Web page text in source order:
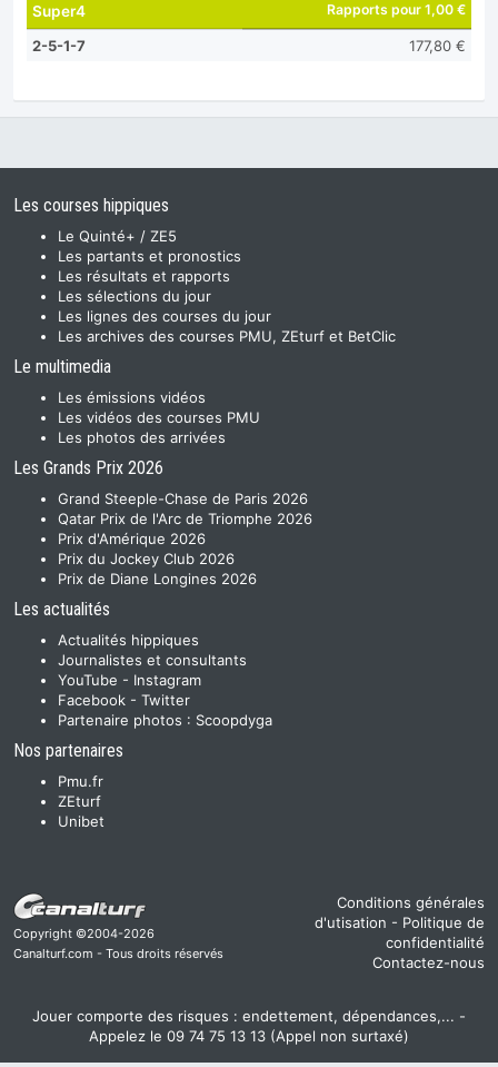
Super4 Rapports pour 1,00 €
2-5-1-7 177,80 €
Les courses hippiques
Le Quinté+ / ZE5
Les partants et pronostics
Les résultats et rapports
Les sélections du jour
Les lignes des courses du jour
Les archives des courses PMU, ZEturf et BetClic
Le multimedia
Les émissions vidéos
Les vidéos des courses PMU
Les photos des arrivées
Les Grands Prix 2026
Grand Steeple-Chase de Paris 2026
Qatar Prix de l'Arc de Triomphe 2026
Prix d'Amérique 2026
Prix du Jockey Club 2026
Prix de Diane Longines 2026
Les actualités
Actualités hippiques
Journalistes et consultants
YouTube - Instagram
Facebook - Twitter
Partenaire photos : Scoopdyga
Nos partenaires
Pmu.fr
ZEturf
Unibet
Copyright ©2004-2026
Canalturf.com - Tous droits réservés
Conditions générales
d'utisation - Politique de
confidentialité
Contactez-nous
Jouer comporte des risques : endettement, dépendances,... -
Appelez le 09 74 75 13 13 (Appel non surtaxé)